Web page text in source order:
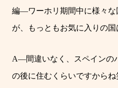
編―ワーホリ期間中に様々
が、もっともお気に入りの国
A―間違いなく、スペインの
の後に住むくらいですからね